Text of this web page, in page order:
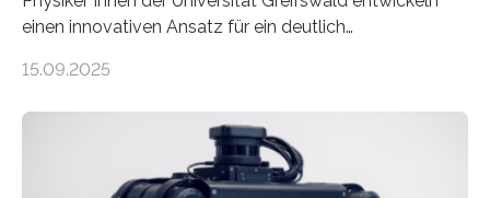
einen innovativen Ansatz für ein deutlich
Lösungsweg ist inspiriert vom menschlichen Gehirn. Die
stellt die heutige Computertechnik vor
Herausforderungen. Herkömmliche Silizium-
Prozessoren stoßen an ihre Grenzen: Sie verbrauchen
15.09.2025